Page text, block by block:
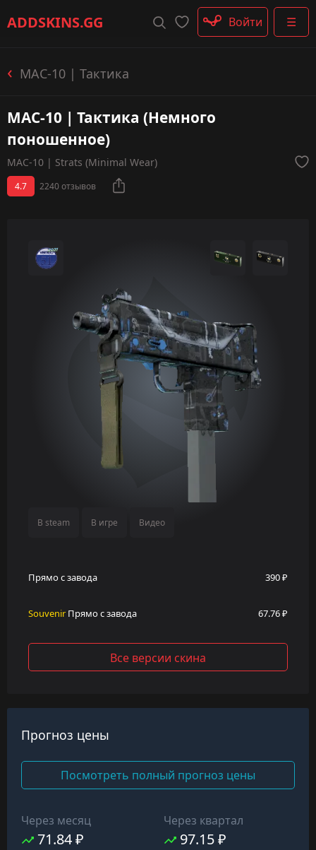
ADDSKINS.GG ☰
Пистолеты-пулемёты
Перчатки
Войти
MAC-10 | Тактика
MAC-10 | Тактика (Немного
поношенное)
MAC-10 | Strats (Minimal Wear)
4.7 2240 отзывов
В steam В игре Видео
Прямо с завода 390 ₽
Souvenir Прямо с завода 67.76 ₽
Все версии скина
Прогноз цены
Посмотреть полный прогноз цены
Через месяц
71.84 ₽
Через квартал
97.15 ₽